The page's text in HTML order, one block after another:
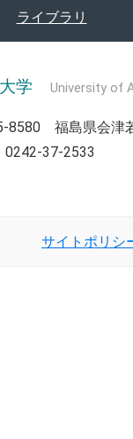
ライブラリ
学 University of
8580 福島県会津
0242-37-2533
サイトポリシ